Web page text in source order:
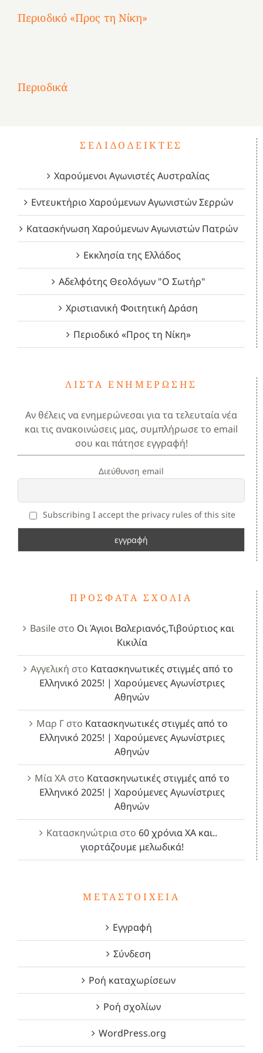
Περιοδικό «Προς τη Νίκη»
Περιοδικά
1821
Δεκέμβριος
2023!
Μάιος
2023!
Μάρτιος
2023!
ΣΕΛΙΔΟΔΕΊΚΤΕΣ
Χαρούμενοι Αγωνιστές Αυστραλίας
Εντευκτήριο Χαρούμενων Αγωνιστών Σερρών
Κατασκήνωση Χαρούμενων Αγωνιστών Πατρών
Εκκλησία της Ελλάδος
Αδελφότης Θεολόγων "Ο Σωτήρ"
Χριστιανική Φοιτητική Δράση
Περιοδικό «Προς τη Νίκη»
ΛΊΣΤΑ ΕΝΗΜΈΡΩΣΗΣ
Αν θέλεις να ενημερώνεσαι για τα τελευταία νέα
και τις ανακοινώσεις μας, συμπλήρωσε το email
σου και πάτησε εγγραφή!
Διεύθυνση email
Subscribing I accept the privacy rules of this site
ΠΡΌΣΦΑΤΑ ΣΧΌΛΙΑ
Basileστο Οι Άγιοι Βαλεριανός,Τιβούρτιος και
Κικιλία
Αγγελική στο Κατασκηνωτικές στιγμές από το
Ελληνικό 2025! | Χαρούμενες Αγωνίστριες
Αθηνών
Μαρ Γστο Κατασκηνωτικές στιγμές από το
Ελληνικό 2025! | Χαρούμενες Αγωνίστριες
Αθηνών
Μία ΧΑστο Κατασκηνωτικές στιγμές από το
Ελληνικό 2025! | Χαρούμενες Αγωνίστριες
Αθηνών
Κατασκηνώτρια στο 60 χρόνια ΧΑ και..
γιορτάζουμε μελωδικά!
ΜΕΤΑΣΤΟΙΧΕΊΑ
Εγγραφή
Σύνδεση
Ροή καταχωρίσεων
Ροή σχολίων
WordPress.org